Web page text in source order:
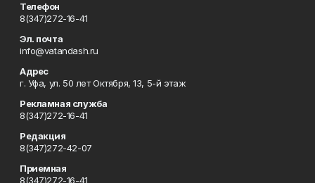
Телефон
8(347)272-16-41
Эл. почта
info@vatandash.ru
Адрес
г. Уфа, ул. 50 лет Октября, 13, 5-й этаж
Рекламная служба
8(347)272-16-41
Редакция
8(347)272-42-07
Приемная
8(347)272-16-41